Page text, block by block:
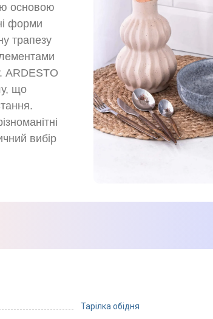
основою
форми
трапезу
ARDESTO
що
вибір
Тарілка обідня